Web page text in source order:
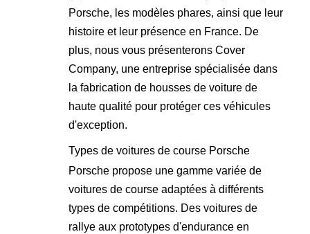
Porsche, les modèles phares, ainsi que leur
histoire et leur présence en France. De
plus, nous vous présenterons Cover
Company, une entreprise spécialisée dans
la fabrication de housses de voiture de
haute qualité pour protéger ces véhicules
d'exception.
Types de voitures de course Porsche
Porsche propose une gamme variée de
voitures de course adaptées à différents
types de compétitions. Des voitures de
rallye aux prototypes d'endurance en